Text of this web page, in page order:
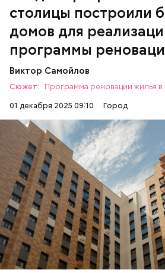
столицы построили
домов для
программы
Виктор Самойлов
Сюжет:
Программа реновации жилья
01 декабря 2025 09:10
Город